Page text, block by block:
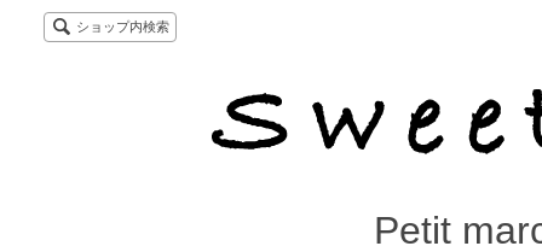
ショップ内検索
Petit